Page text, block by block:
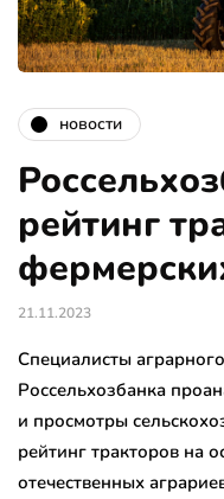
новости
рейтинг
21.11.2023
Специалисты
Россельхозбанка
и просмотры
рейтинг тракторов на
отечественных